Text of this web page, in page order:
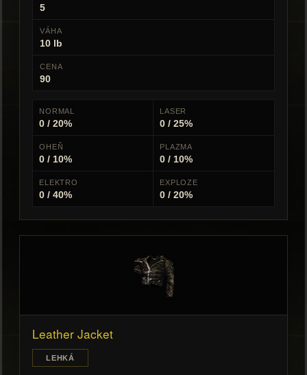
5
VÁHA
10 lb
CENA
90
NORMAL
0 / 20%
LASER
0 / 25%
OHEŇ
0 / 10%
PLAZMA
0 / 10%
ELEKTRO
0 / 40%
EXPLOZE
0 / 20%
Leather Jacket
LEHKÁ